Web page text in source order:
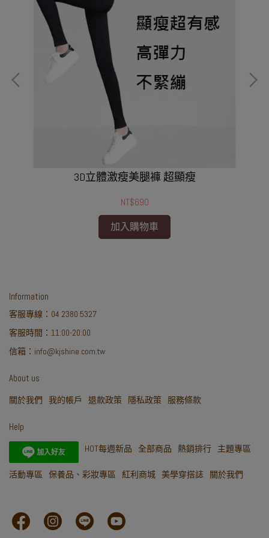
3D立體激瘦美腿褲 超顯瘦
NT$690
加入購物車
Information
客服專線：04 2380 5327
客服時間：11:00-20:00
信箱：info@kjshine.com.tw
About us
關於我們 我的帳戶 退款政策 隱私政策 服務條款
Help
HOT每週新品 全部商品 熱銷排行 主題專區
活動專區 保養品、彩妝專區 紅利商城 美學穿搭誌 關於我們